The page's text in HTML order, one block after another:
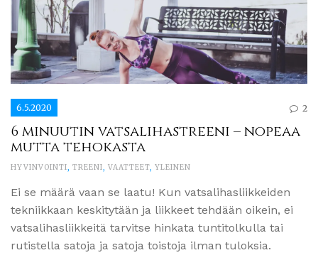
6.5.2020 2
6 minuutin vatsalihastreeni – nopeaa
mutta tehokasta
HYVINVOINTI TREENI VAATTEET YLEINEN
Ei se määrä vaan se laatu! Kun vatsalihasliikkeiden
tekniikkaan keskitytään ja liikkeet tehdään oikein, ei
vatsalihasliikkeitä tarvitse hinkata tuntitolkulla tai
rutistella satoja ja satoja toistoja ilman tuloksia.